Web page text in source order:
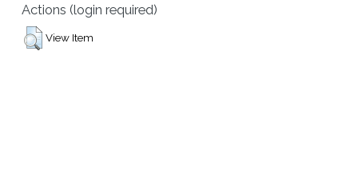
Actions (login required)
View Item